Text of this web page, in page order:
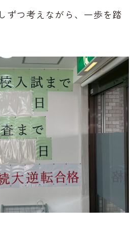
ずつ考えながら、一歩を踏